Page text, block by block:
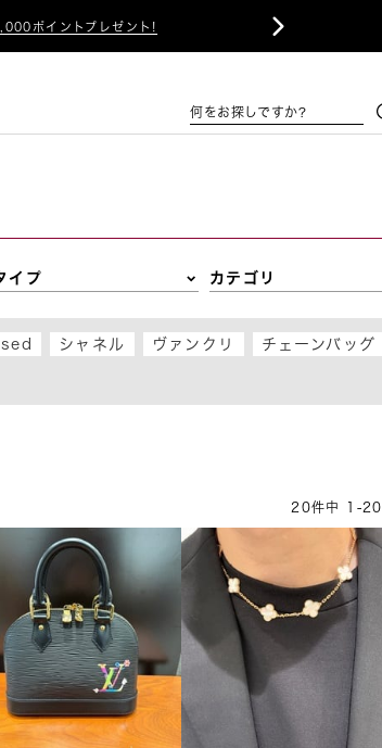
ポイントプレゼント! 
何をお探しですか?
イプ カテゴリ
シャネル ヴァンクリ チェーンバッグ
20件中 1 -20